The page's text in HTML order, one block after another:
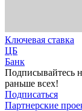
Ключевая ставка
ЦБ
Банк
Подписывайтесь
раньше всех!
Подписаться
Партнерские